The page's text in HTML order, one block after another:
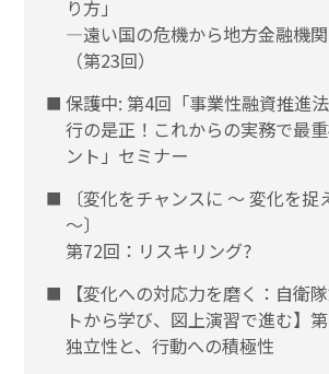
り方」
―遠い国の危機から地方金融機
（第23回）
保護中: 第4回「事業性融資推進
行の是正！これからの実務で最
ント」セミナー
〔変化をチャンスに 〜 変化を
〜〕
第72回：リスキリング?
【変化への対応力を磨く：自衛
トから学び、図上演習で進む】
独立性と、行動への積極性